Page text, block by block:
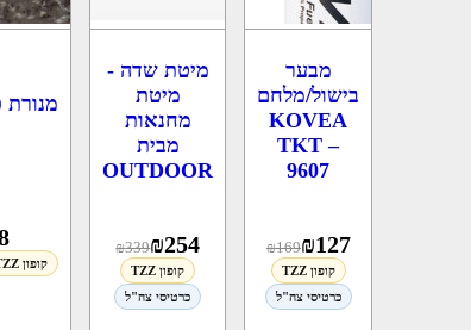
מבער
בישול/מלחם
KOVEA
TKT –
9607
₪127
₪169
קופון TZZ
כרטיסי צה"ל
מיטת שדה -
מיטת
מחנאות
מבית
OUTDOOR
₪254
₪339
קופון TZZ
כרטיסי צה"ל
מנורת
קופון TZZ